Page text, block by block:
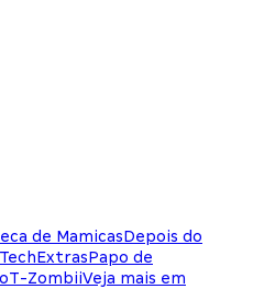
de MamicasDepois do
ExtrasPapo de
T-ZombiiVeja mais em